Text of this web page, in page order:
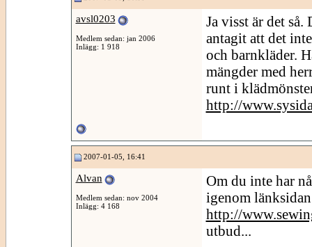
avsl0203
Medlem sedan: jan 2006
Inlägg: 1 918
Ja visst är det så.
antagit att det
och barnkläder.
mängder med
runt i
http://
2007-01-05, 16:41
Alvan
Medlem sedan: nov 2004
Inlägg: 4 168
Om du inte har
igenom
http://
utbud...